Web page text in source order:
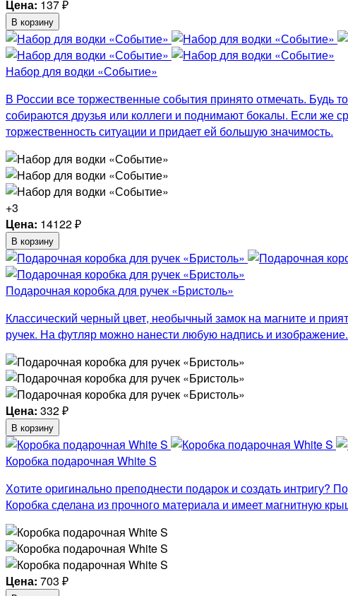
Цена: 137₽
В корзину
Набор для водки «Событие»
В России все торжественные события принято отмечать. Будь
собираются друзья или коллеги и поднимают бокалы. Если же
торжественность ситуации и придает ей большую значимость.
+3
Цена: 14122₽
В корзину
Подарочная коробка для ручек «Бристоль»
Классический черный цвет, необычный замок на магните и
ручек. На футляр можно нанести любую надпись и изображение.
Цена: 332₽
В корзину
Коробка подарочная White S
Хотите оригинально преподнести подарок и создать интригу?
Коробка сделана из прочного материала и имеет магнитную
Цена: 703 ₽